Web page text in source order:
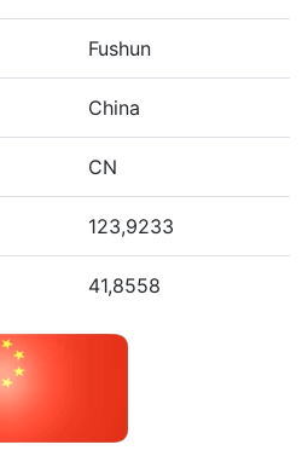
Fushun
China
CN
123,9233
41,8558